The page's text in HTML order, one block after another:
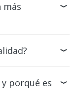
más
porqué es